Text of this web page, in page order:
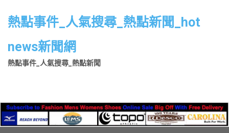
熱點事件_人氣搜尋_熱點新聞_hot
news新聞網
熱點事件_人氣搜尋_熱點新聞